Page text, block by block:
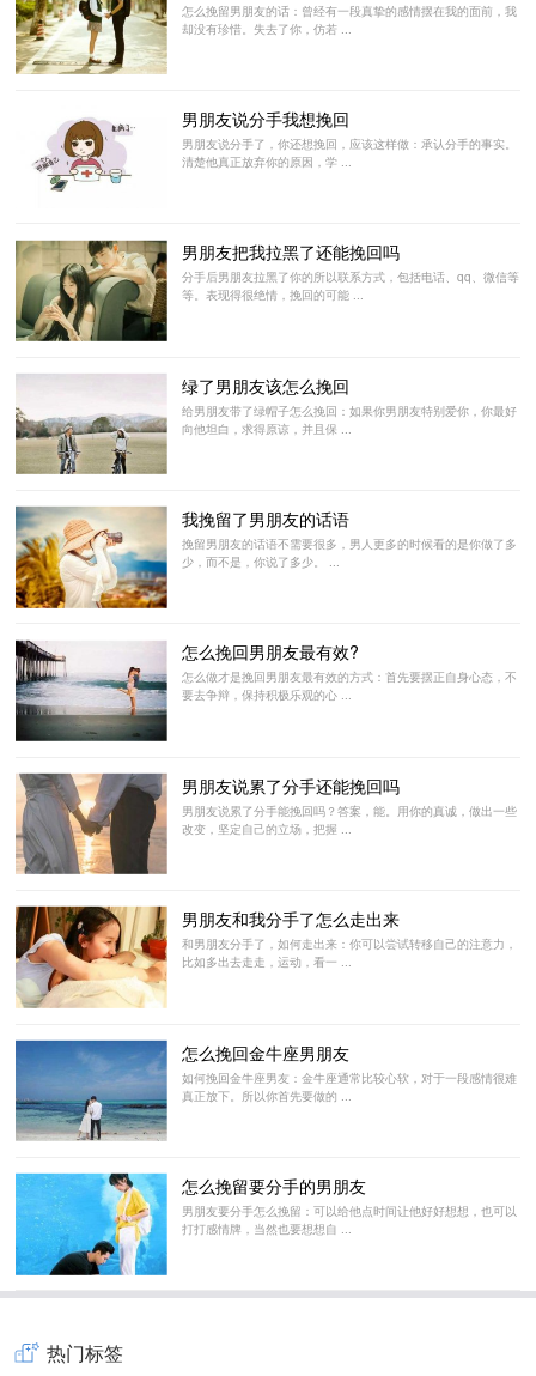
怎么挽留男朋友的话：曾经有一段真挚的感情摆在我的面前，我
却没有珍惜。失去了你，仿若 ...
男朋友说分手我想挽回
男朋友说分手了，你还想挽回，应该这样做：承认分手的事实。
清楚他真正放弃你的原因，学 ...
男朋友把我拉黑了还能挽回吗
分手后男朋友拉黑了你的所以联系方式，包括电话、qq、微信等
等。表现得很绝情，挽回的可能 ...
绿了男朋友该怎么挽回
给男朋友带了绿帽子怎么挽回：如果你男朋友特别爱你，你最好
向他坦白，求得原谅，并且保 ...
我挽留了男朋友的话语
挽留男朋友的话语不需要很多，男人更多的时候看的是你做了多
少，而不是，你说了多少。 ...
怎么挽回男朋友最有效?
怎么做才是挽回男朋友最有效的方式：首先要摆正自身心态，不
要去争辩，保持积极乐观的心 ...
男朋友说累了分手还能挽回吗
男朋友说累了分手能挽回吗？答案，能。用你的真诚，做出一些
改变，坚定自己的立场，把握 ...
男朋友和我分手了怎么走出来
和男朋友分手了，如何走出来：你可以尝试转移自己的注意力，
比如多出去走走，运动，看一 ...
怎么挽回金牛座男朋友
如何挽回金牛座男友：金牛座通常比较心软，对于一段感情很难
真正放下。所以你首先要做的 ...
怎么挽留要分手的男朋友
男朋友要分手怎么挽留：可以给他点时间让他好好想想，也可以
打打感情牌，当然也要想想自 ...
热门标签